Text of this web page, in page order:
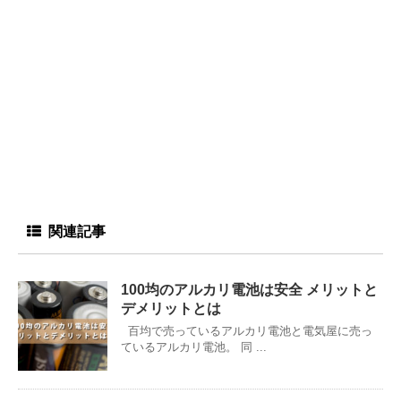
関連記事
100均のアルカリ電池は安全 メリットと
デメリットとは
百均で売っているアルカリ電池と電気屋に売っ
ているアルカリ電池。 同 ...